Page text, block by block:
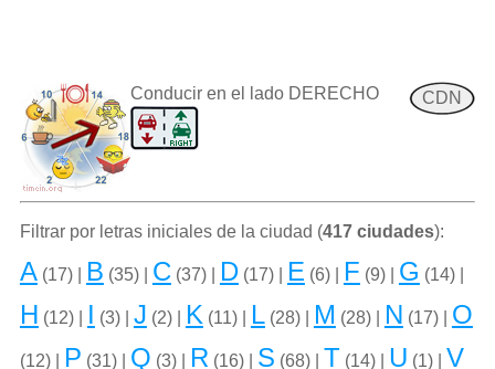
CDN
Conducir en el lado DERECHO
Filtrar por letras iniciales de la ciudad (417 ciudades):
A(17) | B (35) | C (37) | D(17) | E (6) | F (9) | G (14) |
H (12) | I (3) | J (2) | K (11) | L(28) | M (28) | N (17) | O
(12) | P (31) | Q (3) | R (16) | S (68) | T (14) | U (1) | V